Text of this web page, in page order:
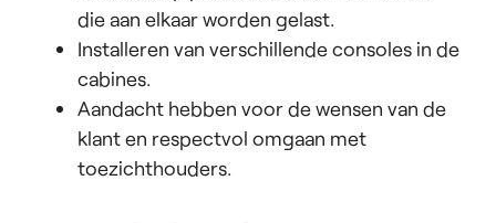
die aan elkaar worden gelast.
Installeren van verschillende consoles in de
cabines.
Aandacht hebben voor de wensen van de
klant en respectvol omgaan met
toezichthouders.